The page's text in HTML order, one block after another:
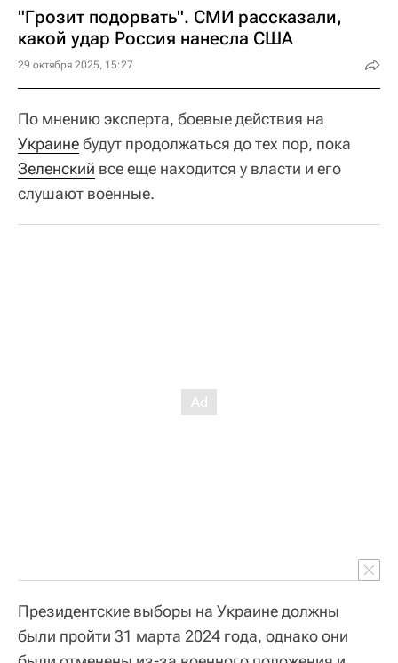
"Грозит подорвать". СМИ рассказали,
какой удар Россия нанесла США
29 октября 2025, 15:27
По мнению эксперта, боевые действия на
Украинебудут продолжаться до тех пор, пока
Зеленский все еще находится у власти и его
слушают военные.
Президентские выборы на Украине должны
были пройти 31 марта 2024 года, однако они